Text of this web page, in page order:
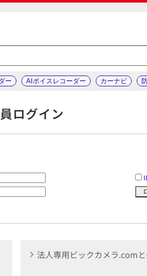
ー AIボイスレコーダー カーナビ
ログイン
法人専用ビックカメラ.com